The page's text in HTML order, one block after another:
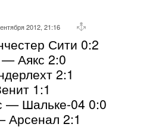
2012, 21:16
Сити 0:2
Аякс 2:0
2:1
1:1
— Шальке-04 0:0
2:1